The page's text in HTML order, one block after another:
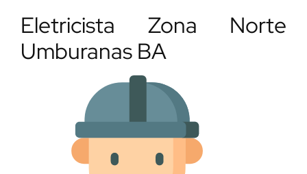
Eletricista Zona Norte
Umburanas BA